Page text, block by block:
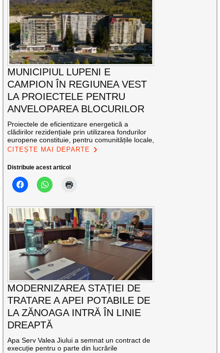
MUNICIPIUL LUPENI E
CAMPION ÎN REGIUNEA VEST
LA PROIECTELE PENTRU
ANVELOPAREA BLOCURILOR
Proiectele de eficientizare energetică a
clădirilor rezidențiale prin utilizarea fondurilor
europene constituie, pentru comunitățile locale,
CITEȘTE MAI DEPARTE
Distribuie acest articol
MODERNIZAREA STAȚIEI DE
TRATARE A APEI POTABILE DE
LA ZĂNOAGA INTRĂ ÎN LINIE
DREAPTĂ
Apa Serv Valea Jiului a semnat un contract de
execuție pentru o parte din lucrările